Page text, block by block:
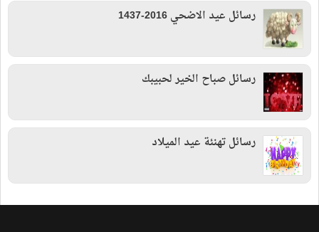
رسائل عيد الاضحي 2016-1437
رسائل صباح الخير لحبيبك
رسائل تهنئة عيد الميلاد